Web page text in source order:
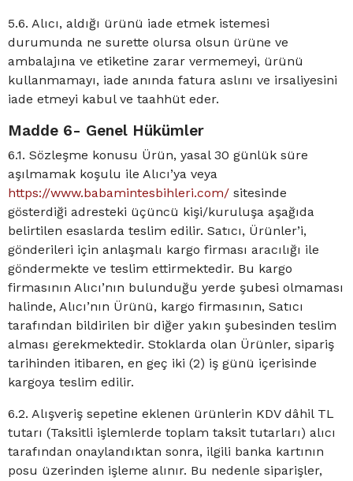
5.6. Alıcı, aldığı ürünü iade etmek istemesi
durumunda ne surette olursa olsun ürüne ve
ambalajına ve etiketine zarar vermemeyi, ürünü
kullanmamayı, iade anında fatura aslını ve irsaliyesini
iade etmeyi kabul ve taahhüt eder.
Madde 6- Genel Hükümler
6.1. Sözleşme konusu Ürün, yasal 30 günlük süre
aşılmamak koşulu ile Alıcı’ya veya
https://www.babamintesbihleri.com/ sitesinde
gösterdiği adresteki üçüncü kişi/kuruluşa aşağıda
belirtilen esaslarda teslim edilir. Satıcı, Ürünler’i,
gönderileri için anlaşmalı kargo firması aracılığı ile
göndermekte ve teslim ettirmektedir. Bu kargo
firmasının Alıcı’nın bulunduğu yerde şubesi olmaması
halinde, Alıcı’nın Ürünü, kargo firmasının, Satıcı
tarafından bildirilen bir diğer yakın şubesinden teslim
alması gerekmektedir. Stoklarda olan Ürünler, sipariş
tarihinden itibaren, en geç iki (2) iş günü içerisinde
kargoya teslim edilir.
6.2. Alışveriş sepetine eklenen ürünlerin KDV dâhil TL
tutarı (Taksitli işlemlerde toplam taksit tutarları) alıcı
tarafından onaylandıktan sonra, ilgili banka kartının
posu üzerinden işleme alınır. Bu nedenle siparişler,